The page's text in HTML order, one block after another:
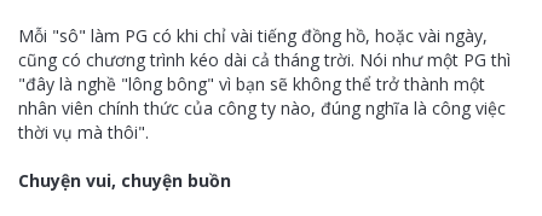
Mỗi "sô" làm PG có khi chỉ vài tiếng đồng hồ, hoặc vài ngày,
cũng có chương trình kéo dài cả tháng trời. Nói như một PG thì
"đây là nghề "lông bông" vì bạn sẽ không thể trở thành một
nhân viên chính thức của công ty nào, đúng nghĩa là công việc
thời vụ mà thôi".
Chuyện vui, chuyện buồn